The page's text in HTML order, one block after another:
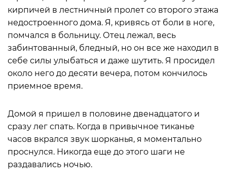
кирпичей в лестничный пролет со второго этажа
недостроенного дома. Я, кривясь от боли в ноге,
помчался в больницу. Отец лежал, весь
забинтованный, бледный, но он все же находил в
себе силы улыбаться и даже шутить. Я просидел
около него до десяти вечера, потом кончилось
приемное время.
Домой я пришел в половине двенадцатого и
сразу лег спать. Когда в привычное тиканье
часов вкрался звук шорканья, я моментально
проснулся. Никогда еще до этого шаги не
раздавались ночью.